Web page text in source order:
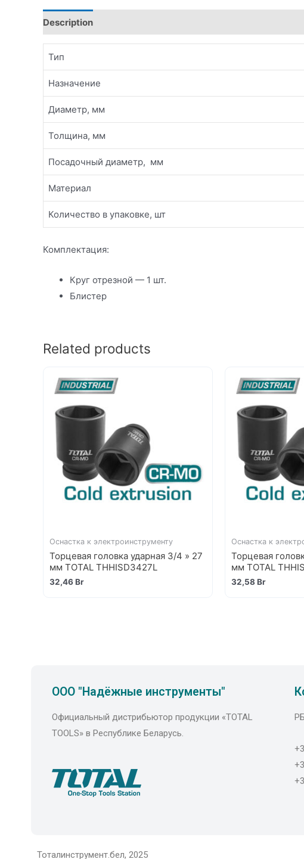
Description
Тип
Назначение
Диаметр, мм
Толщина, мм
Посадочный диаметр, мм
Материал
Количество в упаковке, шт
Комплектация:
Круг отрезной — 1 шт.
Блистер
Related products
Оснастка к электроинструменту
Торцевая головка ударная 3/4 » 27
мм TOTAL THHISD3427L
32,46Br
Оснастка к
Торцевая
мм TOTAL
32,58Br
ООО "Надёжные инструменты"
Официальный дистрибьютор продукции «TOTAL
TOOLS» в Республике Беларусь.
Тоталинструмент.бел, 2025